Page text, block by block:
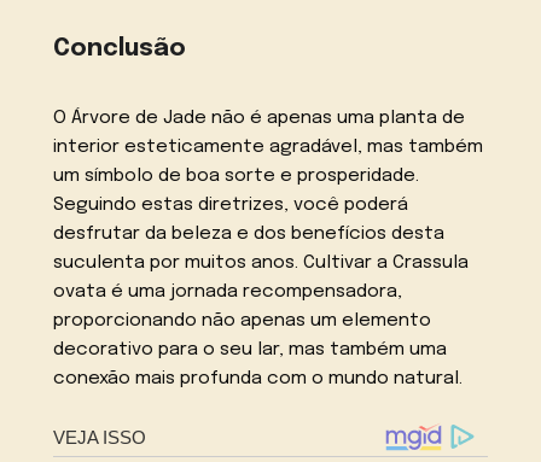
Conclusão
O Árvore de Jade não é apenas uma planta de
interior esteticamente agradável, mas também
um símbolo de boa sorte e prosperidade.
Seguindo estas diretrizes, você poderá
desfrutar da beleza e dos benefícios desta
suculenta por muitos anos. Cultivar a Crassula
ovata é uma jornada recompensadora,
proporcionando não apenas um elemento
decorativo para o seu lar, mas também uma
conexão mais profunda com o mundo natural.